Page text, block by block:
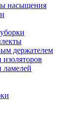
насыщения
держателем
ламелей